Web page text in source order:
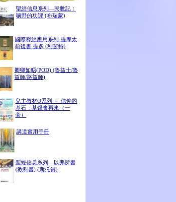
聖經信息系列—民數記：
曠野的功課 (布瑞蒙)
國際釋經應用系列-提摩太
前後書.提多 (利斐特)
卿卿如晤(POD) (魯益士/魯
益師/路益師)
兒主教材O系列 － 信仰的
基石：基督會再來（一
套）
講道實用手冊
聖經信息系列—以弗所書
(教科書) (斯托得)